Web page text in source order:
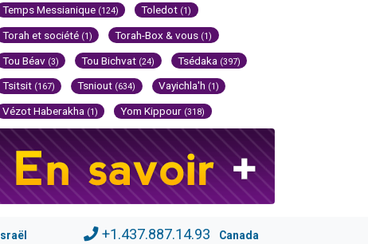
Temps Messianique (124) Toledot (1)
Torah et société (1) Torah-Box & vous (1)
Tou Béav (3) Tou Bichvat (24) Tsédaka (397)
Tsitsit (167) Tsniout (634) Vayichla'h (1)
Vézot Haberakha (1) Yom Kippour (318)
Israël +1.437.887.14.93 Canada